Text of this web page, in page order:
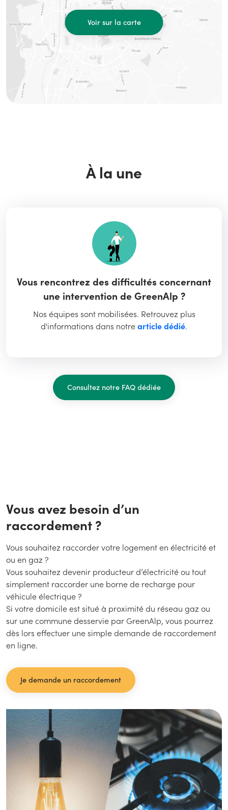
Voir sur la carte
À la une
Vous rencontrez des difficultés concernant
une intervention de GreenAlp ?
Nos équipes sont mobilisées. Retrouvez plus
d'informations dans notrearticle dédié.
Consultez notre FAQ dédiée
Vous avez besoin d’un
raccordement ?
Vous souhaitez raccorder votre logement en électricité et
ou en gaz ?
Vous souhaitez devenir producteur d’électricité ou tout
simplement raccorder une borne de recharge pour
véhicule électrique ?
Si votre domicile est situé à proximité du réseau gaz ou
sur une commune desservie par GreenAlp, vous pourrez
dès lors effectuer une simple demande de raccordement
en ligne.
Je demande un raccordement